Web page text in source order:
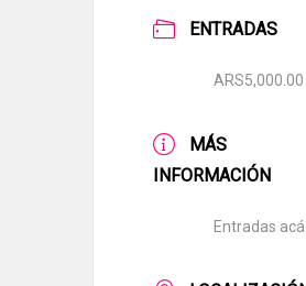
ENTRADAS
ARS5,000.00
MÁS
INFORMACIÓN
Entradas acá